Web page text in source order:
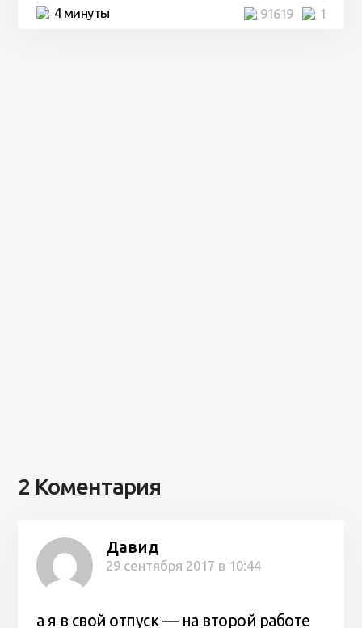
4 минуты 1
91619
2 Коментария
Давид
29 сентября 2017 в 10:44
а я в свой отпуск — на второй работе